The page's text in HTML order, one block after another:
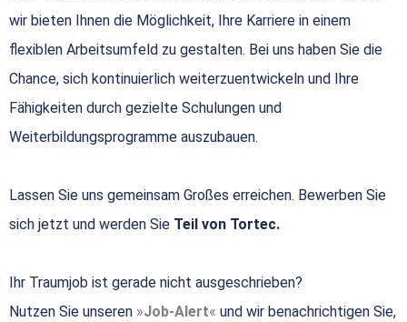
wir bieten Ihnen die Möglichkeit, Ihre Karriere in einem
flexiblen Arbeitsumfeld zu gestalten. Bei uns haben Sie die
Chance, sich kontinuierlich weiterzuentwickeln und Ihre
Fähigkeiten durch gezielte Schulungen und
Weiterbildungsprogramme auszubauen.
Lassen Sie uns gemeinsam Großes erreichen. Bewerben Sie
sich jetzt und werden Sie Teil von Tortec.
Ihr Traumjob ist gerade nicht ausgeschrieben?
Nutzen Sie unseren
Job-Alert
und wir benachrichtigen Sie,